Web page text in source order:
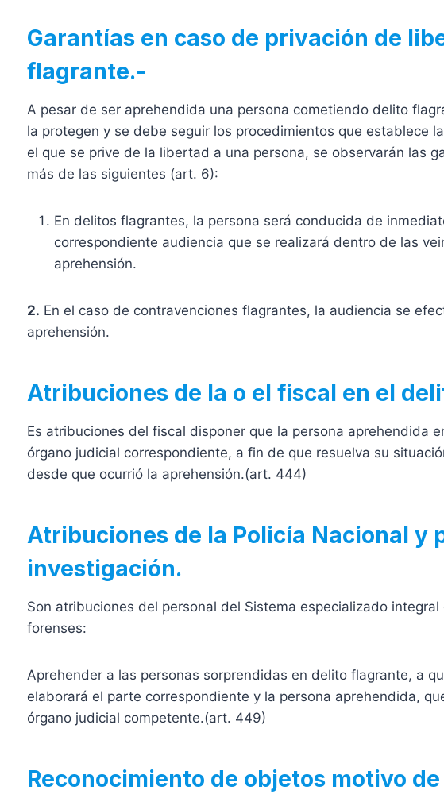
Garantías en caso de privación de
flagrante.-
A pesar de ser aprehendida una persona cometiendo delito
la protegen y se debe seguir los procedimientos que establece
el que se prive de la libertad a una persona, se observarán las
más de las siguientes (art. 6):
En delitos flagrantes, la persona será conducida de
correspondiente audiencia que se realizará dentro de las
aprehensión.
2. En el caso de contravenciones flagrantes, la audiencia se
aprehensión.
Atribuciones de la o el fiscal en el
Es atribuciones del fiscal disponer que la persona aprehendida
órgano judicial correspondiente, a fin de que resuelva su
desde que ocurrió la aprehensión.(art. 444)
Atribuciones de la Policía Nacional y
investigación.
Son atribuciones del personal del Sistema especializado
forenses:
Aprehender a las personas sorprendidas en delito flagrante, a
elaborará el parte correspondiente y la persona aprehendida,
órgano judicial competente.(art. 449)
Reconocimiento de objetos motivo